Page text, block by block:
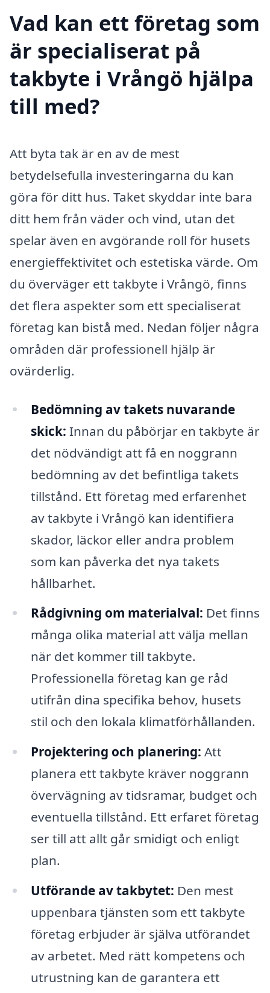
Vad kan ett företag som
är specialiserat på
takbyte i Vrångö hjälpa
till med?
Att byta tak är en av de mest
betydelsefulla investeringarna du kan
göra för ditt hus. Taket skyddar inte bara
ditt hem från väder och vind, utan det
spelar även en avgörande roll för husets
energieffektivitet och estetiska värde. Om
du överväger ett takbyte i Vrångö, finns
det flera aspekter som ett specialiserat
företag kan bistå med. Nedan följer några
områden där professionell hjälp är
ovärderlig.
Bedömning av takets nuvarande
skick: Innan du påbörjar en takbyte är
det nödvändigt att få en noggrann
bedömning av det befintliga takets
tillstånd. Ett företag med erfarenhet
av takbyte i Vrångö kan identifiera
skador, läckor eller andra problem
som kan påverka det nya takets
hållbarhet.
Rådgivning om materialval: Det finns
många olika material att välja mellan
när det kommer till takbyte.
Professionella företag kan ge råd
utifrån dina specifika behov, husets
stil och den lokala klimatförhållanden.
Projektering och planering: Att
planera ett takbyte kräver noggrann
övervägning av tidsramar, budget och
eventuella tillstånd. Ett erfaret företag
ser till att allt går smidigt och enligt
plan.
Utförande av takbytet: Den mest
uppenbara tjänsten som ett takbyte
företag erbjuder är själva utförandet
av arbetet. Med rätt kompetens och
utrustning kan de garantera ett